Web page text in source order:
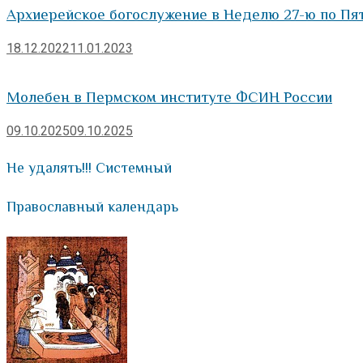
Архиерейское богослужение в Неделю 27-ю по
18.12.202211.01.2023
Молебен в Пермском институте ФСИН России
09.10.202509.10.2025
Не удалять!!! Системный
Православный календарь